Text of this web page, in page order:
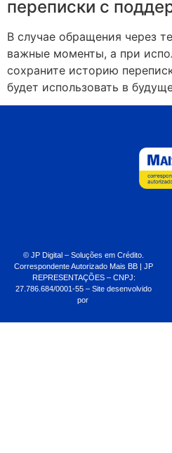
переписки с
В случае обращения через
важные моменты, а при
сохраните историю
будет использовать в
© JP Digital – Soluções em Crédito.
Correspondente Autorizado Mais BB | JP
REPRESENTAÇÕES – CNPJ:
27.786.684/0001-55 – Site desenvolvido
por